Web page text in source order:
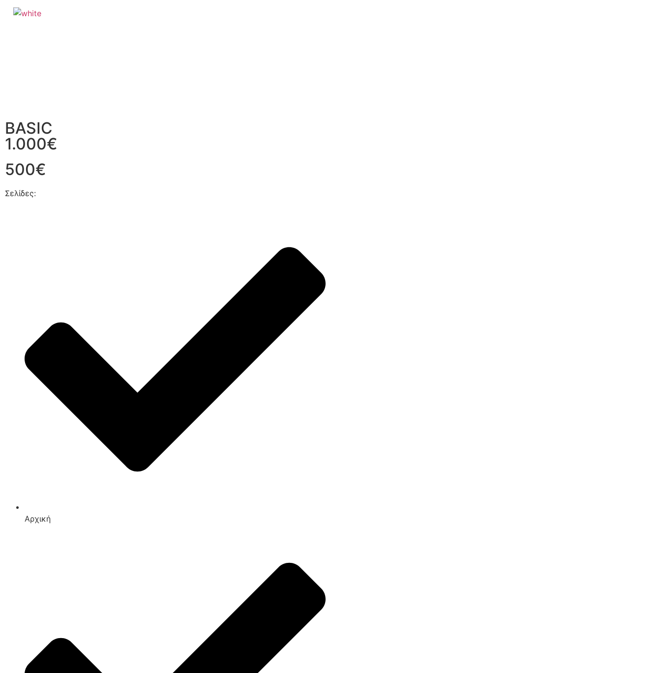
BASIC
1.000€
500€
Σελίδες:
Αρχική